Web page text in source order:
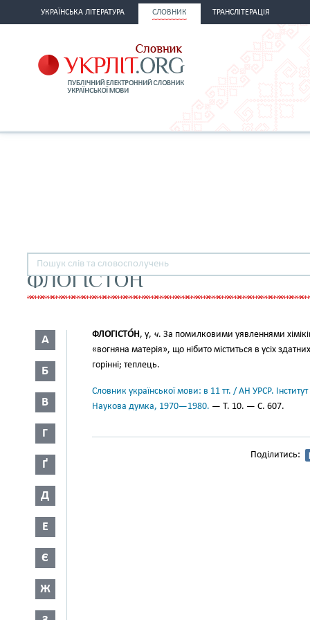
УКРАЇНСЬКА ЛІТЕРАТУРА СЛОВНИК ТРАНСЛІТЕРАЦІЯ
ФЛОГІСТОН
А
Б
В
Г
Ґ
Д
Е
Є
Ж
ФЛОГІСТО́Н, у, ч. За помилковими уявленнями
«вогняна матерія», що нібито міститься в усіх
горінні; теплець.
Словник української мови: в 11 тт. / АН УРСР.
Наукова думка, 1970—1980. — Т. 10. — С. 607.
Поділитись: